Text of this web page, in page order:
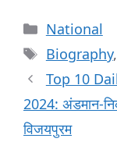
National
Biography,
Top 10
2024: अंडमान-
विजयपुरम